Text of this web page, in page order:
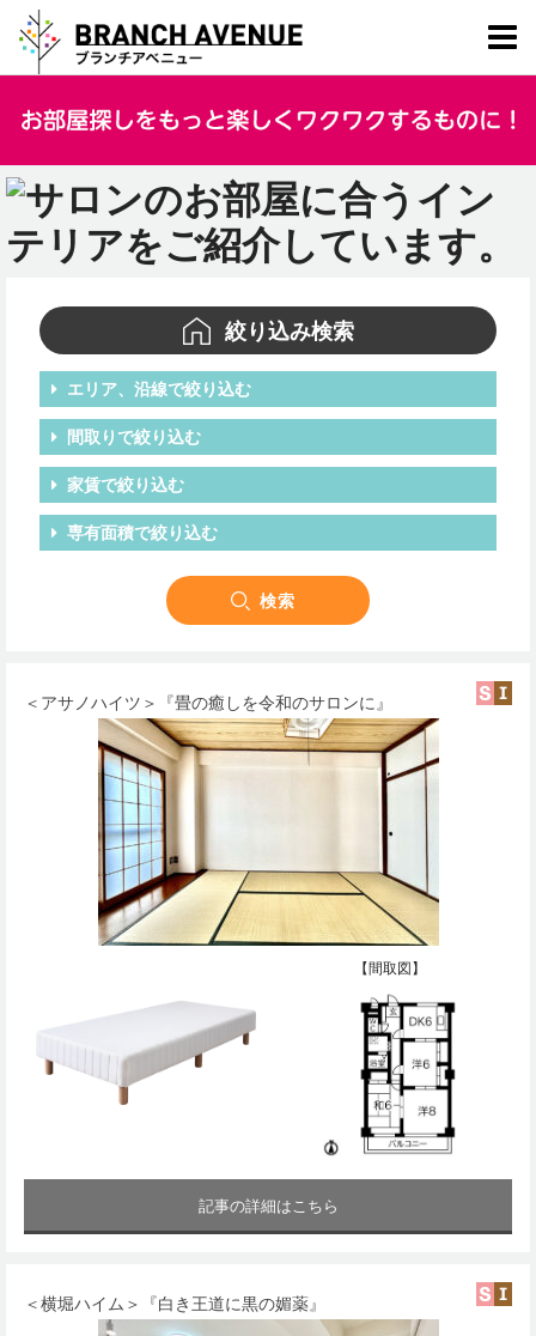
絞り込み検索
エリア、沿線で絞り込む
間取りで絞り込む
家賃で絞り込む
専有面積で絞り込む
＜アサノハイツ＞『畳の癒しを令和のサロンに』
【間取図】
記事の詳細はこちら
＜横堀ハイム＞『白き王道に黒の媚薬』